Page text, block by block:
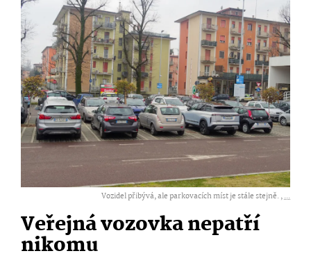
Vozidel přibývá, ale parkovacích míst je stále stejně. ,...
Veřejná vozovka nepatří
nikomu